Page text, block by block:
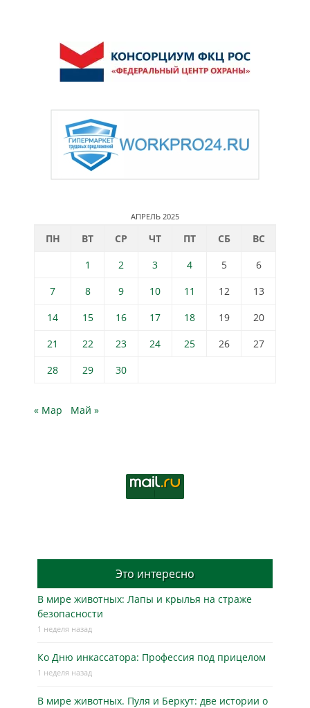
АПРЕЛЬ 2025
ПН ВТ СР ЧТ ПТ СБ
ВС
1
2 3 4 5
6
7
8 9 10 11 12
13
14
15 16 17 18 19
20
21
22 23 24 25 26
27
28
29 30
« Мар Май »
Это интересно
В мире животных: Лапы и крылья на страже
безопасности
1 неделя назад
Ко Дню инкассатора: Профессия под прицелом
1 неделя назад
В мире животных. Пуля и Беркут: две истории о